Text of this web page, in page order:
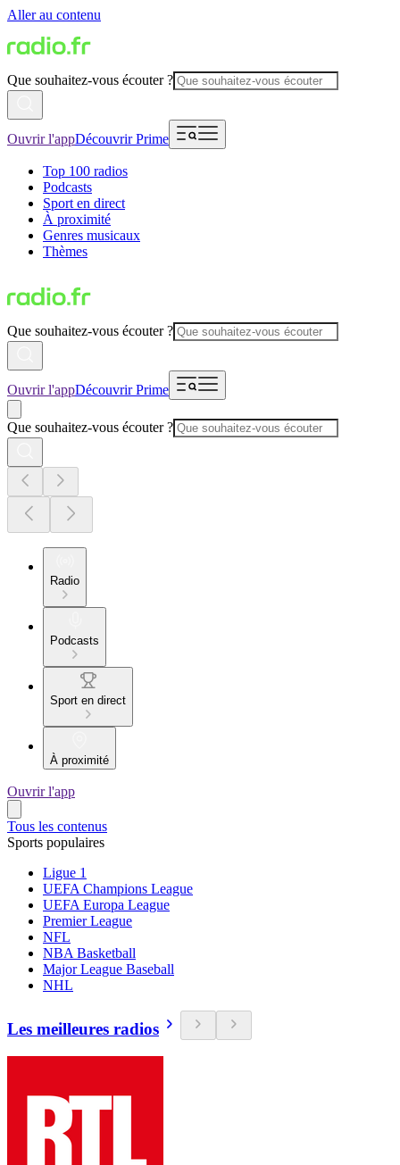
Aller au contenu
Que souhaitez-vous écouter ?
Ouvrir l'appDécouvrir Prime
Top 100 radios
Podcasts
Sport en direct
À proximité
Genres musicaux
Thèmes
Que souhaitez-vous écouter ?
Ouvrir l'appDécouvrir Prime
Que souhaitez-vous écouter ?
Radio
Podcasts
Sport en direct
À proximité
Ouvrir l'app
Tous les contenus
Sports populaires
Ligue 1
UEFA Champions League
UEFA Europa League
Premier League
NFL
NBA Basketball
Major League Baseball
NHL
Les meilleures radios